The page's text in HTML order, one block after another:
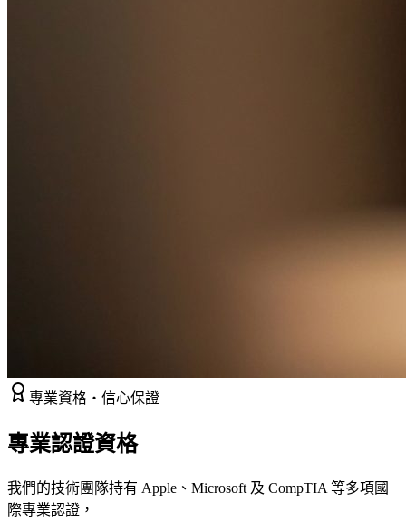
專業資格・信心保證
專業認證資格
我們的技術團隊持有 Apple、Microsoft 及 CompTIA 等多項國
際專業認證，